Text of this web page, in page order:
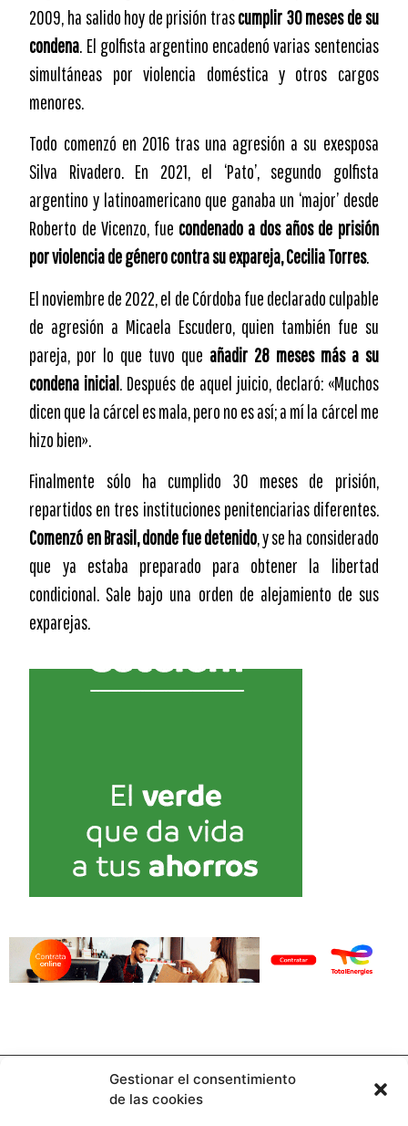
Gestionar el consentimiento
de las cookies
2009, ha salido hoy de prisión trascumplir 30 meses de su
condena. El golfista argentino encadenó varias sentencias
simultáneas por violencia doméstica y otros cargos
menores.
Todo comenzó en 2016 tras una agresión a su exesposa
Silva Rivadero. En 2021, el ‘Pato’, segundo golfista
argentino y latinoamericano que ganaba un ‘major’ desde
Roberto de Vicenzo, fue condenado a dos años de prisión
por violencia de género contra su expareja, Cecilia Torres.
El noviembre de 2022, el de Córdoba fue declarado culpable
de agresión a Micaela Escudero, quien también fue su
pareja, por lo que tuvo que añadir 28 meses más a su
condena inicial . Después de aquel juicio, declaró: «Muchos
dicen que la cárcel es mala, pero no es así; a mí la cárcel me
hizo bien».
Finalmente sólo ha cumplido 30 meses de prisión,
repartidos en tres instituciones penitenciarias diferentes.
Comenzó en Brasil, donde fue detenido, y se ha considerado
que ya estaba preparado para obtener la libertad
condicional. Sale bajo una orden de alejamiento de sus
exparejas.